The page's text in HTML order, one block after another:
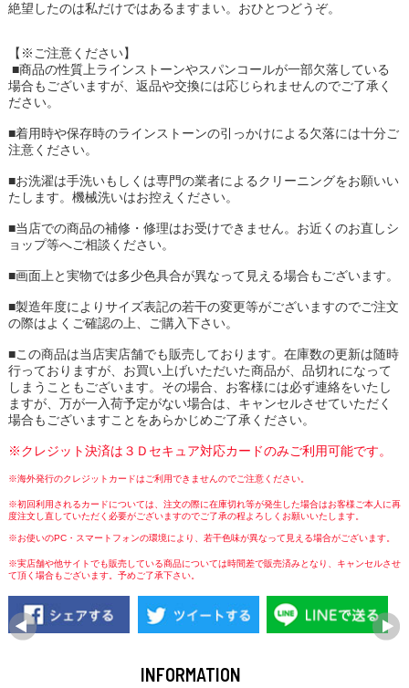
絶望したのは私だけではあるますまい。おひとつどうぞ。
【※ご注意ください】
■商品の性質上ラインストーンやスパンコールが一部欠落している
場合もございますが、返品や交換には応じられませんのでご了承く
ださい。
■着用時や保存時のラインストーンの引っかけによる欠落には十分ご
注意ください。
■お洗濯は手洗いもしくは専門の業者によるクリーニングをお願いい
たします。機械洗いはお控えください。
■当店での商品の補修・修理はお受けできません。お近くのお直しシ
ョップ等へご相談ください。
■画面上と実物では多少色具合が異なって見える場合もございます。
■製造年度によりサイズ表記の若干の変更等がございますのでご注文
の際はよくご確認の上、ご購入下さい。
■この商品は当店実店舗でも販売しております。在庫数の更新は随時
行っておりますが、お買い上げいただいた商品が、品切れになって
しまうこともございます。その場合、お客様には必ず連絡をいたし
ますが、万が一入荷予定がない場合は、キャンセルさせていただく
場合もございますことをあらかじめご了承ください。
※クレジット決済は３Ｄセキュア対応カードのみご利用可能です。
※海外発行のクレジットカードはご利用できませんのでご注意ください。
※初回利用されるカードについては、注文の際に在庫切れ等が発生した場合はお客様ご本人に再
度注文し直していただく必要がございますのでご了承の程よろしくお願いいたします。
※お使いのPC・スマートフォンの環境により、若干色味が異なって見える場合がございます。
※実店舗や他サイトでも販売している商品については時間差で販売済みとなり、キャンセルさせ
て頂く場合もございます。予めご了承下さい。
INFORMATION